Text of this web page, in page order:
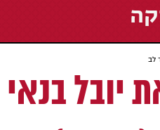
לב
יובל